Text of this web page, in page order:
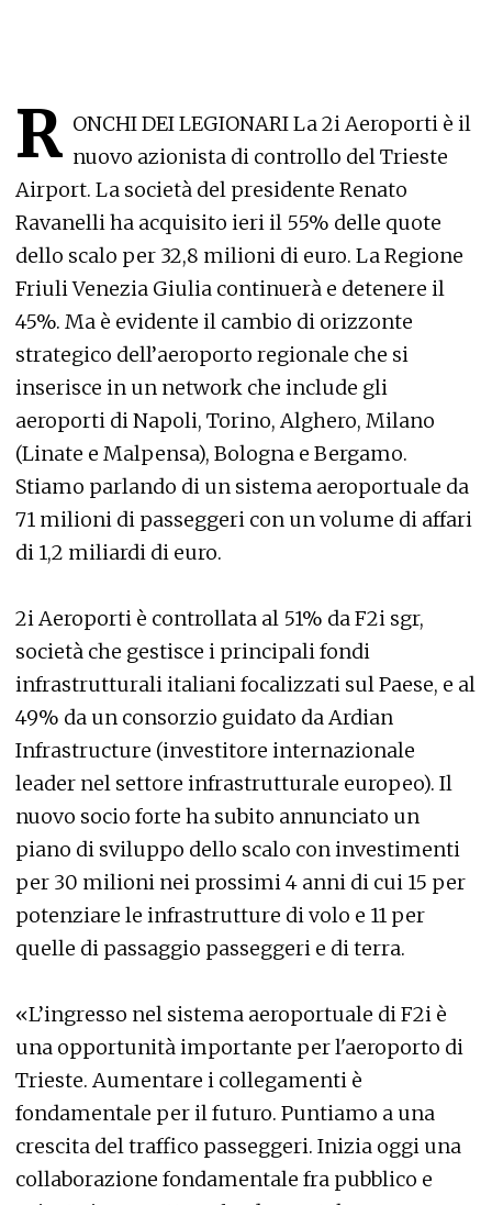
R ONCHI DEI LEGIONARI La 2i Aeroporti è il
nuovo azionista di controllo del Trieste
Airport. La società del presidente Renato
Ravanelli ha acquisito ieri il 55% delle quote
dello scalo per 32,8 milioni di euro. La Regione
Friuli Venezia Giulia continuerà e detenere il
45%. Ma è evidente il cambio di orizzonte
strategico dell’aeroporto regionale che si
inserisce in un network che include gli
aeroporti di Napoli, Torino, Alghero, Milano
(Linate e Malpensa), Bologna e Bergamo.
Stiamo parlando di un sistema aeroportuale da
71 milioni di passeggeri con un volume di affari
di 1,2 miliardi di euro.
2i Aeroporti è controllata al 51% da F2i sgr,
società che gestisce i principali fondi
infrastrutturali italiani focalizzati sul Paese, e al
49% da un consorzio guidato da Ardian
Infrastructure (investitore internazionale
leader nel settore infrastrutturale europeo). Il
nuovo socio forte ha subito annunciato un
piano di sviluppo dello scalo con investimenti
per 30 milioni nei prossimi 4 anni di cui 15 per
potenziare le infrastrutture di volo e 11 per
quelle di passaggio passeggeri e di terra.
«L’ingresso nel sistema aeroportuale di F2i è
una opportunità importante per l'aeroporto di
Trieste. Aumentare i collegamenti è
fondamentale per il futuro. Puntiamo a una
crescita del traffico passeggeri. Inizia oggi una
collaborazione fondamentale fra pubblico e